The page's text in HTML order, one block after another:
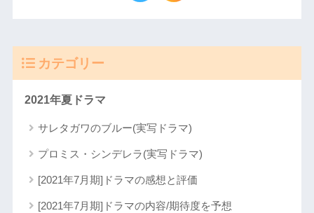
カテゴリー
2021年夏ドラマ
サレタガワのブルー(実写ドラマ)
プロミス・シンデレラ(実写ドラマ)
[2021年7月期]ドラマの感想と評価
[2021年7月期]ドラマの内容/期待度を予想